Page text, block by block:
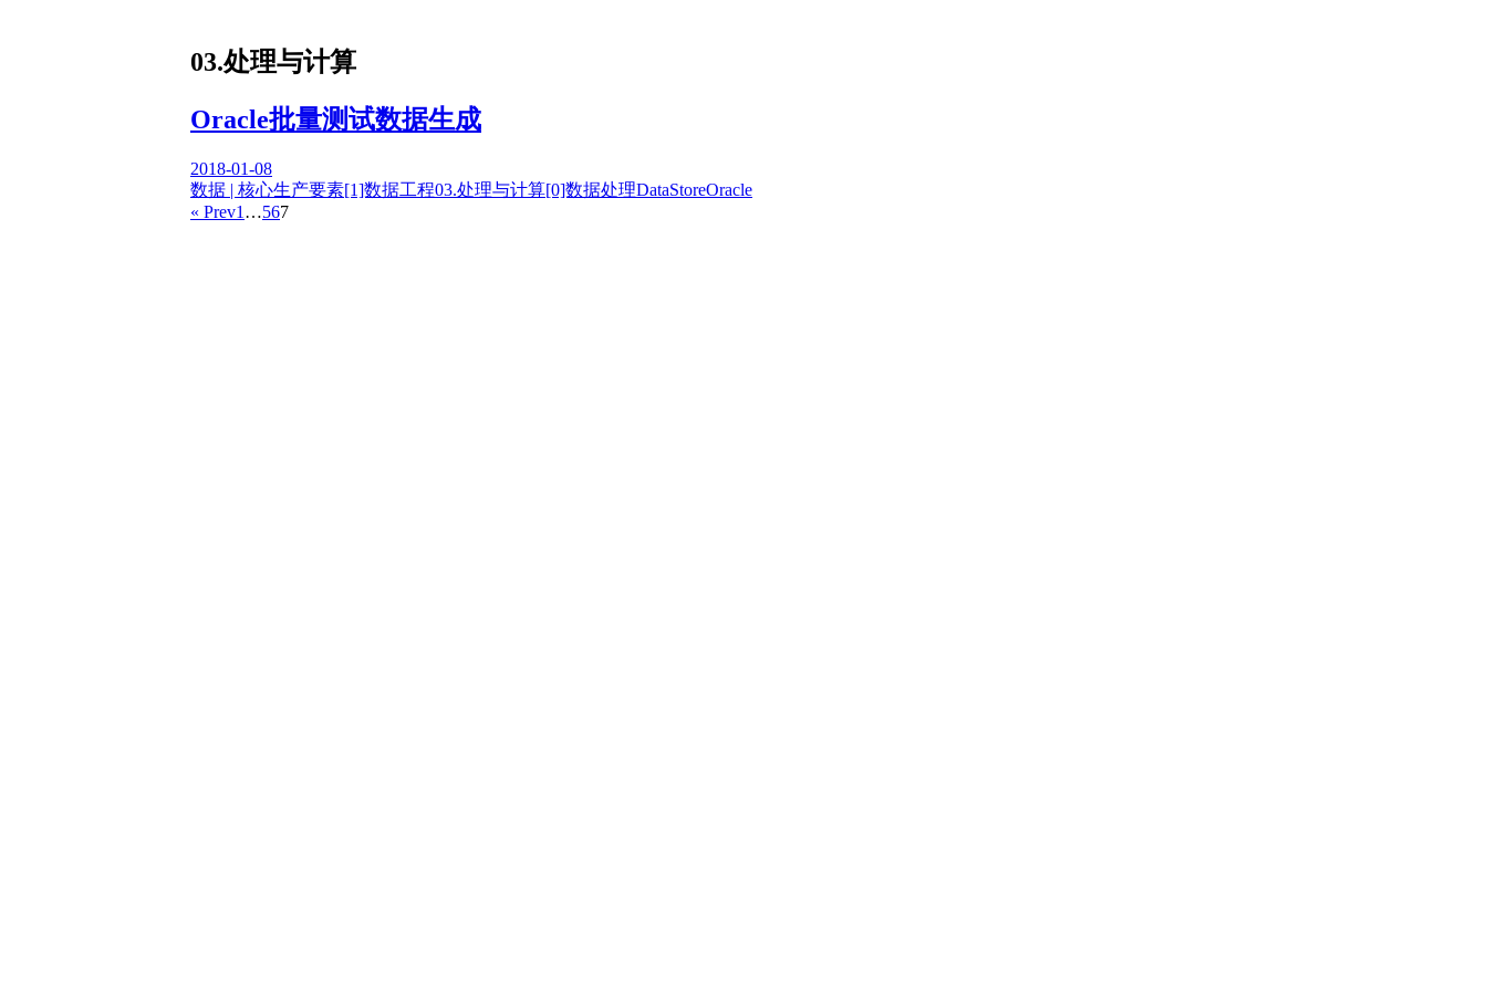
03.处理与计算
Oracle批量测试数据生成
2018-01-08
数据 | 核心生产要素[1]数据工程03.处理与计算[0]数据处理DataStoreOracle
« Prev1 …567